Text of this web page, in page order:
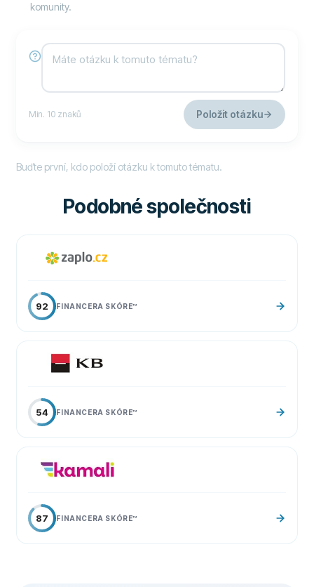
komunity.
Min. 10 znaků Položit otázku
Buďte první, kdo položí otázku k tomuto tématu.
Podobné společnosti
92 FINANCERA SKÓRE™
54 FINANCERA SKÓRE™
87 FINANCERA SKÓRE™